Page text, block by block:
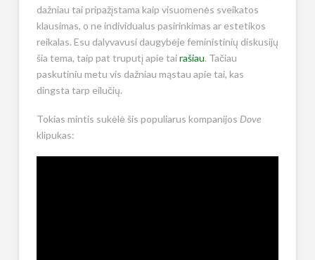
dažniau tai pripažįstama kaip visuomenės sveikatos
klausimas, o ne individualus pasirinkimas ar estetikos
reikalas. Esu dalyvavusi daugybėje feministinių diskusijų
šia tema, taip pat truputį apie tairašiau. Tačiau
paskutiniu metu vis dažniau mąstau apie tai, kas
dingsta tarp eilučių.
Tokias mintis sukėlė šis populiarus kompanijos Dove
klipukas: